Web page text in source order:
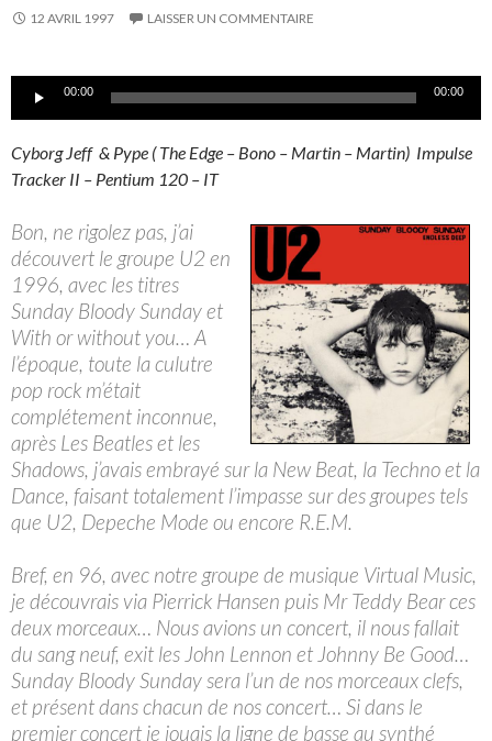
12 AVRIL 1997 LAISSER UN COMMENTAIRE
Lecteur00:00 00:00
Cyborg Jeff & Pype ( The Edge – Bono – Martin – Martin) Impulse
Tracker II – Pentium 120 – IT
Bon, ne rigolez pas, j’ai
découvert le groupe U2 en
1996, avec les titres
Sunday Bloody Sunday et
With or without you… A
l’époque, toute la culutre
pop rock m’était
complétement inconnue,
après Les Beatles et les
Shadows, j’avais embrayé sur la New Beat, la Techno et la
Dance, faisant totalement l’impasse sur des groupes tels
que U2, Depeche Mode ou encore R.E.M.
Bref, en 96, avec notre groupe de musique Virtual Music,
je découvrais via Pierrick Hansen puis Mr Teddy Bear ces
deux morceaux… Nous avions un concert, il nous fallait
du sang neuf, exit les John Lennon et Johnny Be Good…
Sunday Bloody Sunday sera l’un de nos morceaux clefs,
et présent dans chacun de nos concert… Si dans le
premier concert je jouais la ligne de basse au synthé